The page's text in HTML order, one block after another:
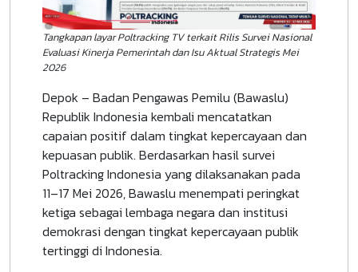
Tangkapan layar Poltracking TV terkait Rilis Survei Nasional
Evaluasi Kinerja Pemerintah dan Isu Aktual Strategis Mei
2026
Depok – Badan Pengawas Pemilu (Bawaslu)
Republik Indonesia kembali mencatatkan
capaian positif dalam tingkat kepercayaan dan
kepuasan publik. Berdasarkan hasil survei
Poltracking Indonesia yang dilaksanakan pada
11–17 Mei 2026, Bawaslu menempati peringkat
ketiga sebagai lembaga negara dan institusi
demokrasi dengan tingkat kepercayaan publik
tertinggi di Indonesia.